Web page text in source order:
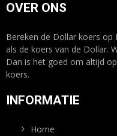
OVER ONS
Bereken de Dollar koers op
als de koers van de Dollar.
Dan is het goed om altijd
koers.
INFORMATIE
Home